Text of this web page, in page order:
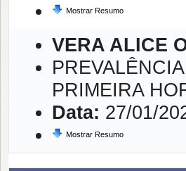
Mostrar Resumo
VERA ALICE
PRIMEIRA
Data: 27/01/
Mostrar Resumo